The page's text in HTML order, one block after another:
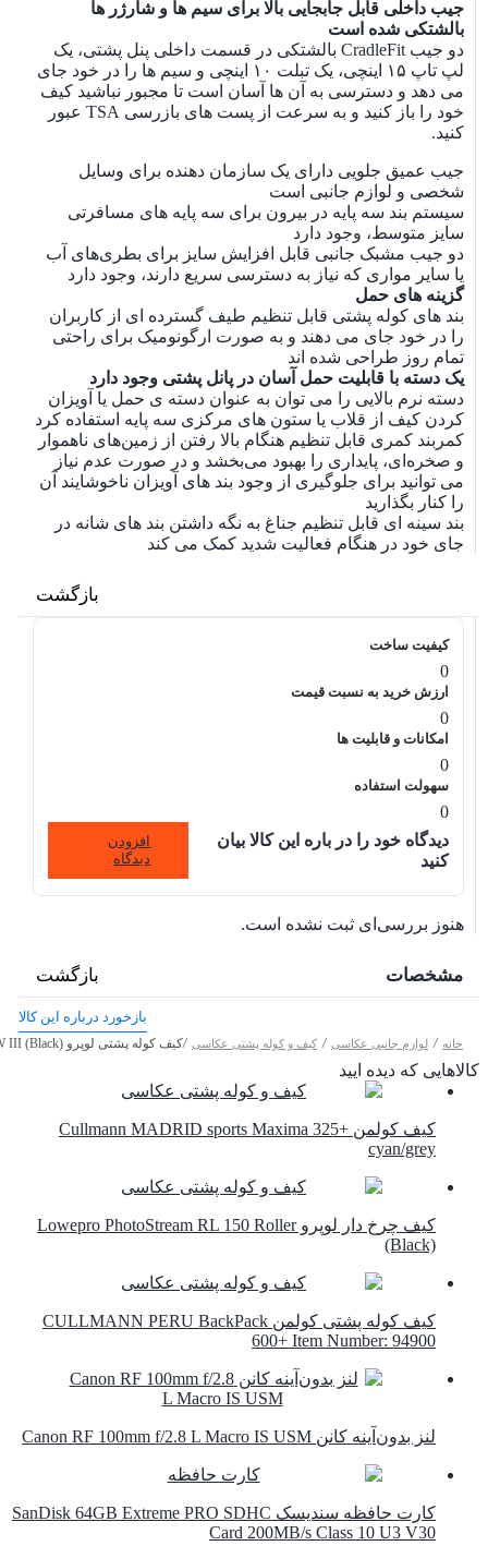
کمربند کمری قابل تنظیم هنگام بالا رفتن از زمین‌های
ناهموار و صخره‌ای، پایداری را بهبود می‌بخشد و در
صورت عدم نیاز می ‌توانید برای جلوگیری از وجود بند
های آویزان ناخوشایند آن را کنار بگذارید
بند سینه ای قابل تنظیم جناغ به نگه داشتن بند های
شانه در جای خود در هنگام فعالیت شدید کمک می کند
جیب داخلی قابل جابجایی بالا برای سیم ها و شارژر ها
بالشتکی شده است
دو جیب CradleFit بالشتکی در قسمت داخلی پنل پشتی، یک
لپ تاپ ۱۵ اینچی، یک تبلت ۱۰ اینچی و سیم ها را در خود جای
می دهد و دسترسی به آن ها آسان است تا مجبور نباشید کیف
خود را باز کنید و به سرعت از پست های بازرسی TSA عبور
کنید.
جیب عمیق جلویی دارای یک سازمان دهنده برای وسایل
شخصی و لوازم جانبی است
سیستم بند سه پایه در بیرون برای سه پایه های مسافرتی
سایز متوسط، وجود دارد
دو جیب مشبک جانبی قابل افزایش سایز برای بطری‌های آب
یا سایر مواری که نیاز به دسترسی سریع دارند، وجود دارد
گزینه های حمل
بند های کوله پشتی قابل تنظیم طیف گسترده ای از کاربران
را در خود جای می دهند و به صورت ارگونومیک برای راحتی
تمام روز طراحی شده اند
یک دسته با قابلیت حمل آسان در پانل پشتی وجود دارد
دسته نرم بالایی را می توان به عنوان دسته ی حمل یا آویزان
کردن کیف از قلاب یا ستون های مرکزی سه پایه استفاده کرد
کمربند کمری قابل تنظیم هنگام بالا رفتن از زمین‌های ناهموار
و صخره‌ای، پایداری را بهبود می‌بخشد و در صورت عدم نیاز
می ‌توانید برای جلوگیری از وجود بند های آویزان ناخوشایند آن
را کنار بگذارید
بند سینه ای قابل تنظیم جناغ به نگه داشتن بند های شانه در
جای خود در هنگام فعالیت شدید کمک می کند
بازگشت
کیفیت ساخت
0
ارزش خرید به نسبت قیمت
0
امکانات و قابلیت ها
0
سهولت استفاده
0
دیدگاه خود را در باره این کالا بیان
کنید
افزودن
دیدگاه
هنوز بررسی‌ای ثبت نشده است.
مشخصات بازگشت
بازخورد درباره این کالا
خانه / لوازم جانبی عکاسی / کیف و کوله پشتی عکاسی /کیف کوله پشتی لوپرو Lowepro Flipside 400 AW III (Black)
کالاهایی که دیده ایید
کیف کولمن Cullmann MADRID sports Maxima 325+
cyan/grey
کیف چرخ دار لوپرو Lowepro PhotoStream RL 150 Roller
(Black)
کیف کوله پشتی کولمن CULLMANN PERU BackPack
600+ Item Number: 94900
لنز بدون‌آینه کانن Canon RF 100mm f/2.8 L Macro IS USM
کارت حافظه سندیسک SanDisk 64GB Extreme PRO SDHC
Card 200MB/s Class 10 U3 V30